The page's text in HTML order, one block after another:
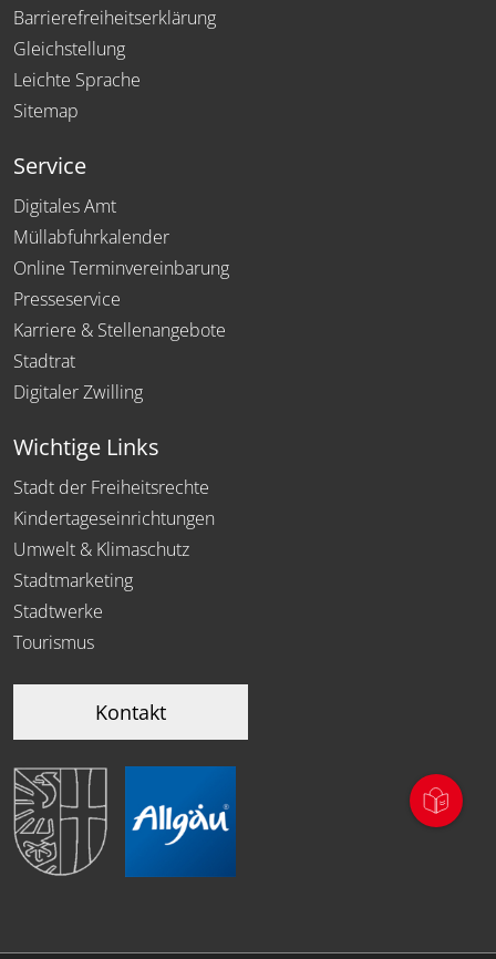
Barrierefreiheitserklärung
Gleichstellung
Leichte Sprache
Sitemap
Service
Digitales Amt
Müllabfuhrkalender
Online Terminvereinbarung
Presseservice
Karriere & Stellenangebote
Stadtrat
Digitaler Zwilling
Wichtige Links
Stadt der Freiheitsrechte
Kindertageseinrichtungen
Umwelt & Klimaschutz
Stadtmarketing
Stadtwerke
Tourismus
Kontakt